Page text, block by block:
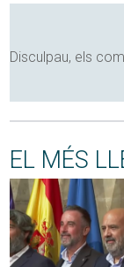
Disculpau, els
EL MÉS